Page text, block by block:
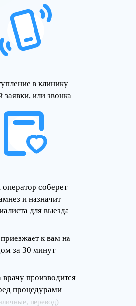
в клинику
заявки, или звонка
соберет
и назначит
для выезда
к вам на
за 30 минут
врачу производится
процедурами
перевод)